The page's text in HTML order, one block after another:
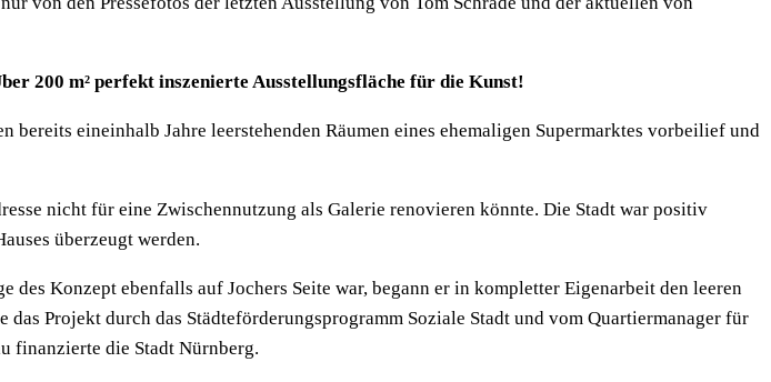
200 m² perfekt inszenierte Ausstellungsfläche für die Kunst!
bereits eineinhalb Jahre leerstehenden Räumen eines ehemaligen Supermarktes vorbeilief und
nicht für eine Zwischennutzung als Galerie renovieren könnte. Die Stadt war positiv
überzeugt werden.
des Konzept ebenfalls auf Jochers Seite war, begann er in kompletter Eigenarbeit den leeren
Projekt durch das Städteförderungsprogramm Soziale Stadt und vom Quartiermanager für
finanzierte die Stadt Nürnberg.